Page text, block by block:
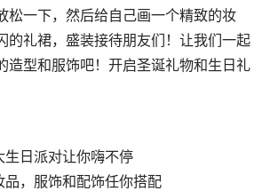
松一下，然后给自己画一个精致的妆
的礼裙，盛装接待朋友们！让我们一起
造型和服饰吧！开启圣诞礼物和生日礼
日派对让你嗨不停
，服饰和配饰任你搭配